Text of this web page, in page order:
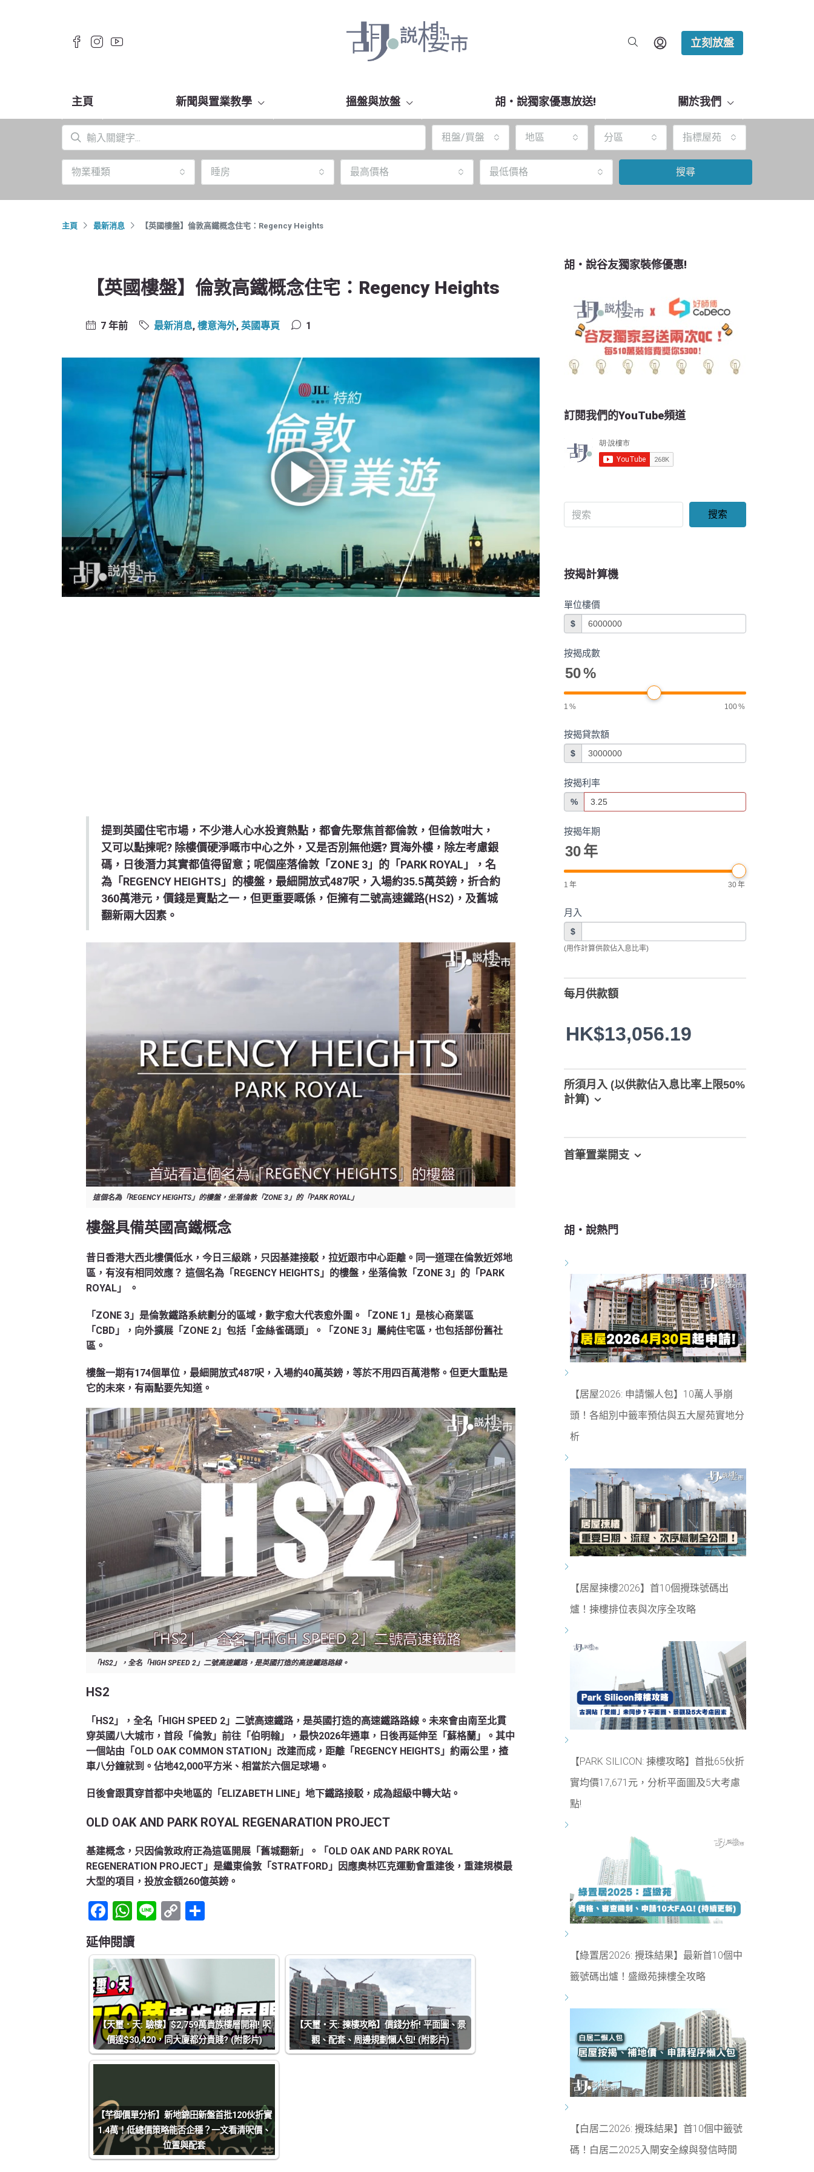
立刻放盤
主頁 新聞與置業教學 搵盤與放盤 胡‧說獨家優惠放送! 關於我們
租盤/買盤 地區 分區 指標屋苑
物業種類 睡房 最高價格 最低價格 搜尋
主頁 最新消息 【英國樓盤】倫敦高鐵概念住宅：Regency Heights
【英國樓盤】倫敦高鐵概念住宅：Regency Heights
7 年前 最新消息, 樓意海外, 英國專頁 1
提到英國住宅市場，不少港人心水投資熱點，都會先聚焦首都倫敦，但倫敦咁大，
又可以點揀呢? 除樓價硬淨嘅市中心之外，又是否別無他選? 買海外樓，除左考慮銀
碼，日後潛力其實都值得留意；呢個座落倫敦「ZONE 3」的「PARK ROYAL」，名
為「REGENCY HEIGHTS」的樓盤，最細開放式487呎，入場約35.5萬英鎊，折合約
360萬港元，價錢是賣點之一，但更重要嘅係，佢擁有二號高速鐵路(HS2)，及舊城
翻新兩大因素。
這個名為「REGENCY HEIGHTS」的樓盤，坐落倫敦「ZONE 3」的「PARK ROYAL」
樓盤具備英國高鐵概念
昔日香港大西北樓價低水，今日三級跳，只因基建接駁，拉近跟市中心距離。同一道理在倫敦近郊地
區，有沒有相同效應？ 這個名為「REGENCY HEIGHTS」的樓盤，坐落倫敦「ZONE 3」的「PARK
ROYAL」 。
「ZONE 3」是倫敦鐵路系統劃分的區域，數字愈大代表愈外圍。「ZONE 1」是核心商業區
「CBD」，向外擴展「ZONE 2」包括「金絲雀碼頭」。「ZONE 3」屬純住宅區，也包括部份舊社
區。
樓盤一期有174個單位，最細開放式487呎，入場約40萬英鎊，等於不用四百萬港幣。但更大重點是
它的未來，有兩點要先知道。
「HS2」，全名「HIGH SPEED 2」二號高速鐵路，是英國打造的高速鐵路路線。
HS2
「HS2」，全名「HIGH SPEED 2」二號高速鐵路，是英國打造的高速鐵路路線。未來會由南至北貫
穿英國八大城市，首段「倫敦」前往「伯明翰」，最快2026年通車，日後再延伸至「蘇格蘭」。其中
一個站由「OLD OAK COMMON STATION」改建而成，距離「REGENCY HEIGHTS」約兩公里，揸
車八分鐘就到。佔地42,000平方米、相當於六個足球場。
日後會跟貫穿首都中央地區的「ELIZABETH LINE」地下鐵路接駁，成為超級中轉大站。
OLD OAK AND PARK ROYAL REGENARATION PROJECT
基建概念，只因倫敦政府正為這區開展「舊城翻新」。「OLD OAK AND PARK ROYAL
REGENERATION PROJECT」是繼東倫敦「STRATFORD」因應奧林匹克運動會重建後，重建規模最
大型的項目，投放金額260億英鎊。
Facebook
WhatsApp
LineCopy
延伸閱讀
【天璽．天: 驗樓】$2,759萬貴族樓層開箱! 呎
價達$30,420，同大廈都分貴賤? (附影片)
【天璽‧天: 揀樓攻略】價錢分析! 平面圖、景
觀、配套、周邊規劃懶人包! (附影片)
【芊御價單分析】新地錦田新盤首批120伙折實
1.4萬！低總價策略能否企穩？一文看清呎價、
位置與配套
胡‧說谷友獨家裝修優惠!
訂閱我們的YouTube頻道
搜索
按揭計算機
單位樓價
$
按揭成數
50%
1 % 100%
按揭貸款額
$
按揭利率
%
按揭年期
30年
1 年 30年
月入
$
(用作計算供款佔入息比率)
每月供款額
HK$13,056.19
所須月入 (以供款佔入息比率上限50%
計算)
首筆置業開支
胡‧說熱門
【居屋2026: 申請懶人包】10萬人爭崩
頭！各組別中籤率預估與五大屋苑實地分
析
【居屋揀樓2026】首10個攪珠號碼出
爐！揀樓排位表與次序全攻略
【PARK SILICON: 揀樓攻略】首批65伙折
實均價17,671元，分析平面圖及5大考慮
點!
【綠置居2026: 攪珠結果】最新首10個中
籤號碼出爐！盛緻苑揀樓全攻略
【白居二2026: 攪珠結果】首10個中籤號
碼！白居二2025入閘安全線與發信時間